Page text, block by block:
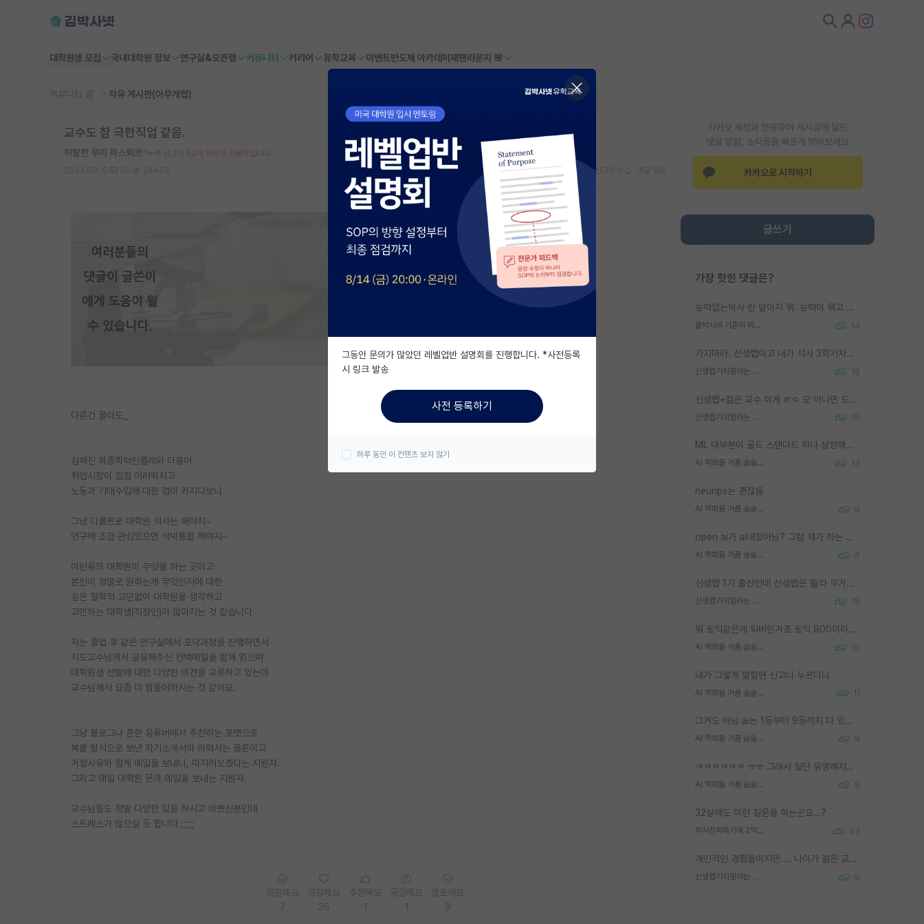
대학원생 모집 국내대학원 정보 연구실&오픈랩 커뮤니티 커리어 유학교육 이벤트반도체 아카데미 재팬라운지 🌸
커뮤니티 홈 자유 게시판(아무개랩)
카카오 계정과 연동하여 게시글에 달린
댓글 알람, 소식등을 빠르게 받아보세요
카카오로 시작하기
글쓰기
가장 핫한 댓글은?
능력없는박사 란 말이지 뭐. 능력이 뭐고 능력이 있다는게 뭔지는 사람마다 기준이 다르니까 얘기해봐야 서로 자기 기준만 얘기해서 논쟁이 끝이 안나고. 주위에서 능력있고 야심있는 신입생이 교수가 유의미한 피드백을 아예 안주면서 제대로된 과제에 참여해볼 기회도 제공하지 않고 잡일 뺑뺑이만 돌려서 맨날 단순작업만 하면서 밤새다가 눈빛이 점점 죽어가는걸 본 사람은 물박사는 교수탓이라고 하고, 교수는 이것저것 알려도 주고 기회도 주고 사수 동기 붙여주면서 어떻게든 끌고가려고 하는데 본인이 매일 뺀질거리면서 출근 하는둥마는둥 하다가 기껏 와서도 폰이나 쳐다보다가 실험 망치고 저녁약속있어서 먼저 가볼게요~ 하는걸 본 사람은 물박사는 본인탓이라고 함.
물박사의 기준이 뭐임? 14
가지마라. 신생랩이고 내가 석사 3학기차인데 최고참인데 나도 아무것도 모르는데 교수가 후배들 왜 논문 교육 안시키냐. 논문 왜 안 써오냐 닦달한다
신생랩가지말라는 이유가 있었구나 18
신생랩+젊은 교수 이게 ㄹㅇ 모 아니면 도인듯.
신생랩가지말라는 이유가 있었구나 16
ML 대부분이 골드 스탠다드 하나 상정해놓고 (벤치마크 데이터셋이 여러 개면 여러 개 상정) 그거 얼마나 잘 맞추나 싸움임 가끔 번뜩이는 설계 철학을 보여주는 논문들도 있지만 대부분 그거 성적 얼마나 더 올리느라에 혈안이 되어 있는 측면이 잇음
AI 학회들 거품 슬슬 지적이 나오네요 13
neurips는 괜찮음
AI 학회들 거품 슬슬 지적이 나오네요 9
open ai가 ai대장아님? 그럼 쟤가 하는 말이 다 맞겠네
AI 학회들 거품 슬슬 지적이 나오네요 8
신생랩 1기 출신인데 신생랩은 줠라 무거운 바벨 같은거임. 들면 대박인데 못들면 깔려 죽음. 아무도 알려주지 않는 환경에서 자생해야하지만, 일단 살아남았다면 그 어떤 사람보다 악착같고 생존력 높은 사람으로 거듭날 수 있음
신생랩가지말라는 이유가 있었구나 19
뭐 토익같은게 되버린거죠 토익 900이라고 영어잘하는건 아닙니다만 잘하는사람은 다 900을 넘는 그런
AI 학회들 거품 슬슬 지적이 나오네요 10
내가 그렇게 말할땐 신고나 누르더니
AI 학회들 거품 슬슬 지적이 나오네요 11
그거도 아님 ai는 1등부터 9등까지 다 있음 그거도 없는 사람은 뭐냐 교수가 그냥 못하게 한거 1등급도 교수가 막으면 안됨
AI 학회들 거품 슬슬 지적이 나오네요 8
ㅋㅋㅋㅋㅋㅋ ㅠㅠ 그래서 일단 유명해지는게 중요한거같습니다
AI 학회들 거품 슬슬 지적이 나오네요 8
32살에도 이런 질문을 하는군요...?
박사진학하기에 2억은 괜찮은 (?) 정도의 경제력인가요 23
개인적인 경험들이지만.... 나이가 젊은 교수일수록 꼰대라는 가면을 쓴 채로 무례함을 행동하는 경우가 거의 90% 정도였음. 나이가 어린데 다른 또래들과 달리 명예, 권력, 재력까지 얻었으니 세상 다 가진 기분이겠지. 오히러 나이 든 교수들이 행동과 말을 더 조심하시더라.
신생랩가지말라는 이유가 있었구나 9
교수도 참 극한직업 같음.
허탈한 루이 파스퇴르
누적 신고가 50개 이상인 사용자입니다.
스크랩 신고하기
다른건 몰라도,,
심해진 최종학력인플레와 더불어
취업시장이 점점 어려워지고
노동과 기대수입에 대한 갭이 커지다보니
그냥 디폴트로 대학원 석사는 해야지~
연구에 조금 관심있으면 석박통합 해야지~
이런류의 대학원이 무엇을 하는 곳이고
본인이 정말로 원하는게 무엇인지에 대한
깊은 철학적 고민없이 대학원을 생각하고
고민하는 대학생(직장인)이 많아지는 것 같습니다.
저는 졸업 후 같은 연구실에서 포닥과정을 진행하면서
지도교수님께서 공유해주신 컨택메일을 함께 읽으며
대학원생 선발에 대한 다양한 의견을 교류하고 있는데
교수님께서 요즘 더 힘들어하시는 것 같아요.
그냥 블로그나 흔한 유튜버에서 추천하는 포맷으로
복붙 형식으로 보낸 자기소개서와 이력서는 물론이고
거절사유와 함게 메일을 보내니, 따지러오겠다는 지원자.
그리고 매일 대학원 문의 메일을 보내는 지원자.
교수님들도 정말 다양한 일을 하시고 바쁘신분인데
스트레스가 많으실 듯 합니다.;;;;;
그동안 문의가 많았던 레벨업반 설명회를 진행합니다. *사전등록
시 링크 발송
사전 등록하기
하루 동안 이 컨텐츠 보지 않기